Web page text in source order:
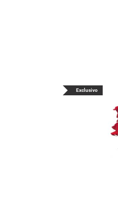
Exclusivo